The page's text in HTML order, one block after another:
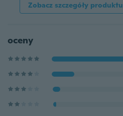
Zobacz szczegóły produktu
oceny